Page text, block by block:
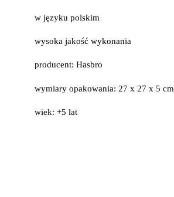
w języku polskim
wysoka jakość wykonania
producent: Hasbro
wymiary opakowania: 27 x 27 x 5 cm
wiek: +5 lat